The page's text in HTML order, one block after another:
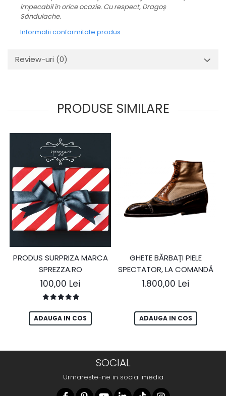
impecabil în orice ocazie. Cu respect, Dragoș
Săndulache.
Informatii conformitate produs
Review-uri (0)
PRODUSE SIMILARE
PRODUS SURPRIZA MARCA
SPREZZA.RO
100,00 Lei
ADAUGA IN COS
GHETE BĂRBAȚI PIELE
SPECTATOR, LA COMANDĂ
1.800,00 Lei
ADAUGA IN COS
SOCIAL
Urmareste-ne in social media